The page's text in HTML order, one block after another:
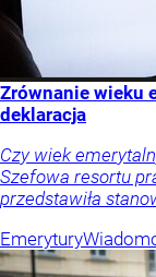
Zrównanie wieku
deklaracja
Czy wiek
Szefowa resortu
przedstawiła
Emerytury